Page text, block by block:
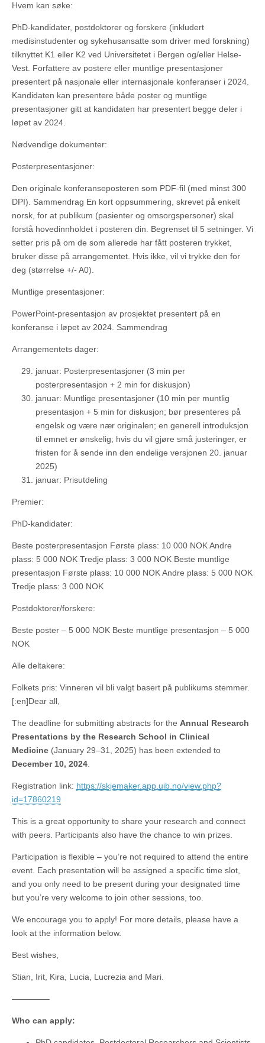
Hvem kan søke:
PhD-kandidater, postdoktorer og forskere (inkludert
medisinstudenter og sykehusansatte som driver med forskning)
tilknyttet K1 eller K2 ved Universitetet i Bergen og/eller Helse-
Vest. Forfattere av postere eller muntlige presentasjoner
presentert på nasjonale eller internasjonale konferanser i 2024.
Kandidaten kan presentere både poster og muntlige
presentasjoner gitt at kandidaten har presentert begge deler i
løpet av 2024.
Nødvendige dokumenter:
Posterpresentasjoner:
Den originale konferanseposteren som PDF-fil (med minst 300
DPI). Sammendrag En kort oppsummering, skrevet på enkelt
norsk, for at publikum (pasienter og omsorgspersoner) skal
forstå hovedinnholdet i posteren din. Begrenset til 5 setninger. Vi
setter pris på om de som allerede har fått posteren trykket,
bruker disse på arrangementet. Hvis ikke, vil vi trykke den for
deg (størrelse +/- A0).
Muntlige presentasjoner:
PowerPoint-presentasjon av prosjektet presentert på en
konferanse i løpet av 2024. Sammendrag
Arrangementets dager:
januar: Posterpresentasjoner (3 min per
posterpresentasjon + 2 min for diskusjon)
januar: Muntlige presentasjoner (10 min per muntlig
presentasjon + 5 min for diskusjon; bør presenteres på
engelsk og være nær originalen; en generell introduksjon
til emnet er ønskelig; hvis du vil gjøre små justeringer, er
fristen for å sende inn den endelige versjonen 20. januar
2025)
januar: Prisutdeling
Premier:
PhD-kandidater:
Beste posterpresentasjon Første plass: 10 000 NOK Andre
plass: 5 000 NOK Tredje plass: 3 000 NOK Beste muntlige
presentasjon Første plass: 10 000 NOK Andre plass: 5 000 NOK
Tredje plass: 3 000 NOK
Postdoktorer/forskere:
Beste poster – 5 000 NOK Beste muntlige presentasjon – 5 000
NOK
Alle deltakere:
Folkets pris: Vinneren vil bli valgt basert på publikums stemmer.
[:en]Dear all,
The deadline for submitting abstracts for the Annual Research
Presentations by the Research School in Clinical
Medicine (January 29–31, 2025) has been extended to
December 10, 2024.
Registration link: https://skjemaker.app.uib.no/view.php?
id=17860219
This is a great opportunity to share your research and connect
with peers. Participants also have the chance to win prizes.
Participation is flexible – you’re not required to attend the entire
event. Each presentation will be assigned a specific time slot,
and you only need to be present during your designated time
but you’re very welcome to join other sessions, too.
We encourage you to apply! For more details, please have a
look at the information below.
Best wishes,
Stian, Irit, Kira, Lucia, Lucrezia and Mari.
————–
Who can apply: